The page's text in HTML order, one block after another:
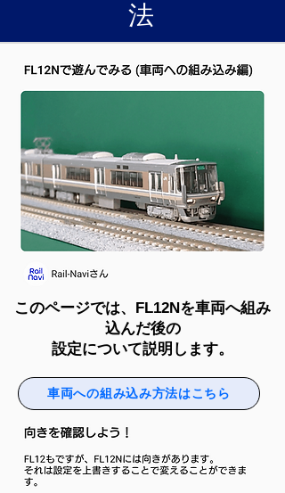
法
このページでは、FL12Nを車両へ組み
込んだ後の
設定について説明します。
車両への組み込み方法はこちら